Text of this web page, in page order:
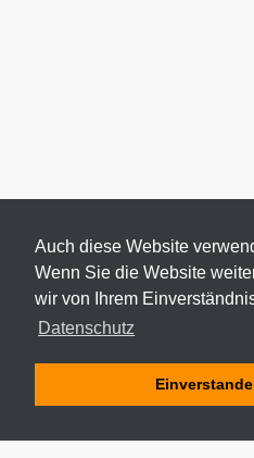
Auch diese Website
Wenn Sie die Website
wir von Ihrem
Datenschutz
© 2026 ODEKI - ALLE